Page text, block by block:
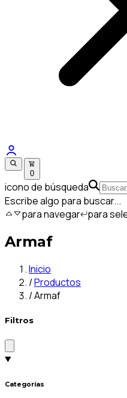
0
icono de búsqueda
Escribe algo para buscar...
para navegar para
Armaf
Inicio
/Productos
/Armaf
Filtros
Categorías